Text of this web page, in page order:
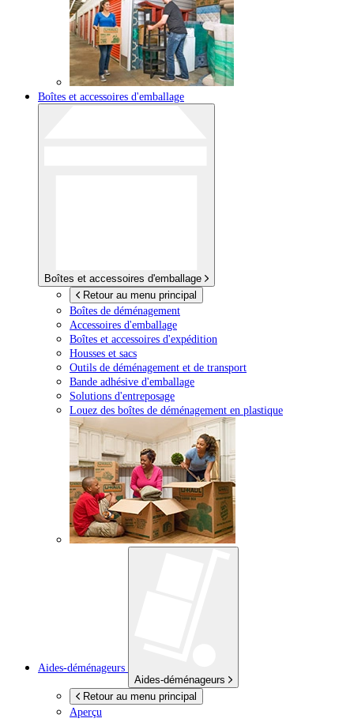
Boîtes et accessoires d'emballage
Boîtes et accessoires d'emballage
Retour au menu principal
Boîtes de déménagement
Accessoires d'emballage
Boîtes et accessoires d'expédition
Housses et sacs
Outils de déménagement et de transport
Bande adhésive d'emballage
Solutions d'entreposage
Louez des boîtes de déménagement en plastique
Aides-déménageurs
Aides-déménageurs
Retour au menu principal
Aperçu